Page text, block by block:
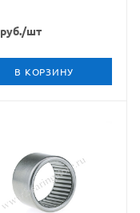
руб./шт
В КОРЗИНУ